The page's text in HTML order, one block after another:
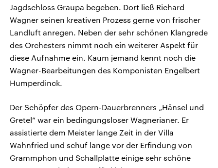
Jagdschloss Graupa begeben. Dort ließ Richard
Wagner seinen kreativen Prozess gerne von frischer
Landluft anregen. Neben der sehr schönen Klangrede
des Orchesters nimmt noch ein weiterer Aspekt für
diese Aufnahme ein. Kaum jemand kennt noch die
Wagner-Bearbeitungen des Komponisten Engelbert
Humperdinck.
Der Schöpfer des Opern-Dauerbrenners „Hänsel und
Gretel“ war ein bedingungsloser Wagnerianer. Er
assistierte dem Meister lange Zeit in der Villa
Wahnfried und schuf lange vor der Erfindung von
Grammphon und Schallplatte einige sehr schöne